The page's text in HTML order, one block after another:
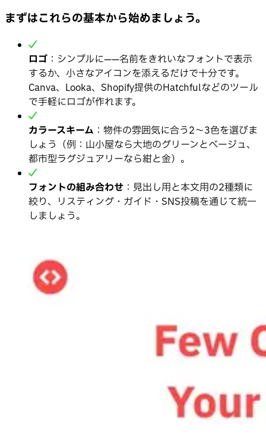
まずはこれらの基本から始めましょう。
ロゴ ：シンプルに——名前をきれいなフォントで表示
するか、小さなアイコンを添えるだけで十分です。
Canva、Looka、Shopify提供のHatchfulなどのツール
で手軽にロゴが作れます。
カラースキーム ：物件の雰囲気に合う2〜3色を選びま
しょう（例：山小屋なら大地のグリーンとベージュ、
都市型ラグジュアリーなら紺と金）。
フォントの組み合わせ ：見出し用と本文用の2種類に
絞り、リスティング・ガイド・SNS投稿を通じて統一
しましょう。